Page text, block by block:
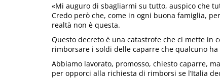
«Mi auguro di sbagliarmi su tutto, auspico che
Credo però che, come in ogni buona famiglia,
realtà non è questa.
Questo decreto è una catastrofe che ci mette
rimborsare i soldi delle caparre che qualcuno
Abbiamo lavorato, promosso, chiesto caparre,
per opporci alla richiesta di rimborsi se l’Italia